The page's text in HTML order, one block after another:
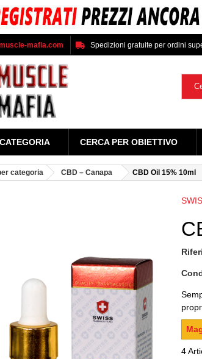
mafia.com Spedizioni gratuite per ordini
CERCA PER OBIETTIVO
categoria CBD – Canapa CBD Oil 15% 10ml
4